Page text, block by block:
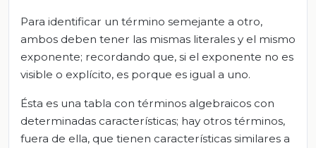
Para identificar un término semejante a otro,
ambos deben tener las mismas literales y el mismo
exponente; recordando que, si el exponente no es
visible o explícito, es porque es igual a uno.
Ésta es una tabla con términos algebraicos con
determinadas características; hay otros términos,
fuera de ella, que tienen características similares a